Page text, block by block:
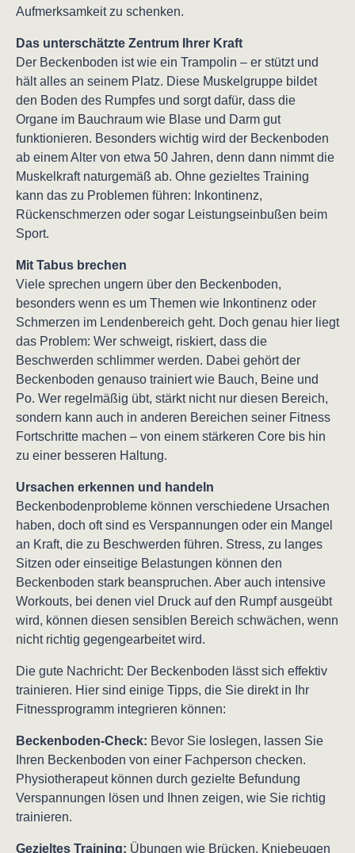
Aufmerksamkeit zu schenken.
Das unterschätzte Zentrum Ihrer Kraft
Der Beckenboden ist wie ein Trampolin – er stützt und
hält alles an seinem Platz. Diese Muskelgruppe bildet
den Boden des Rumpfes und sorgt dafür, dass die
Organe im Bauchraum wie Blase und Darm gut
funktionieren. Besonders wichtig wird der Beckenboden
ab einem Alter von etwa 50 Jahren, denn dann nimmt die
Muskelkraft naturgemäß ab. Ohne gezieltes Training
kann das zu Problemen führen: Inkontinenz,
Rückenschmerzen oder sogar Leistungseinbußen beim
Sport.
Mit Tabus brechen
Viele sprechen ungern über den Beckenboden,
besonders wenn es um Themen wie Inkontinenz oder
Schmerzen im Lendenbereich geht. Doch genau hier liegt
das Problem: Wer schweigt, riskiert, dass die
Beschwerden schlimmer werden. Dabei gehört der
Beckenboden genauso trainiert wie Bauch, Beine und
Po. Wer regelmäßig übt, stärkt nicht nur diesen Bereich,
sondern kann auch in anderen Bereichen seiner Fitness
Fortschritte machen – von einem stärkeren Core bis hin
zu einer besseren Haltung.
Ursachen erkennen und handeln
Beckenbodenprobleme können verschiedene Ursachen
haben, doch oft sind es Verspannungen oder ein Mangel
an Kraft, die zu Beschwerden führen. Stress, zu langes
Sitzen oder einseitige Belastungen können den
Beckenboden stark beanspruchen. Aber auch intensive
Workouts, bei denen viel Druck auf den Rumpf ausgeübt
wird, können diesen sensiblen Bereich schwächen, wenn
nicht richtig gegengearbeitet wird.
Die gute Nachricht: Der Beckenboden lässt sich effektiv
trainieren. Hier sind einige Tipps, die Sie direkt in Ihr
Fitnessprogramm integrieren können:
Beckenboden-Check: Bevor Sie loslegen, lassen Sie
Ihren Beckenboden von einer Fachperson checken.
Physiotherapeut können durch gezielte Befundung
Verspannungen lösen und Ihnen zeigen, wie Sie richtig
trainieren.
Gezieltes Training: Übungen wie Brücken, Kniebeugen